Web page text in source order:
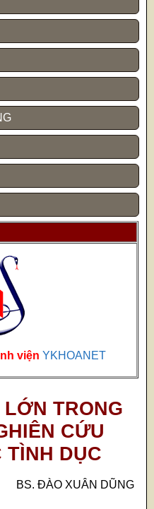
việnYKHOANET
TRONG
CỨU
TÌNH DỤC
BS. ĐÀO XUÂN DŨNG